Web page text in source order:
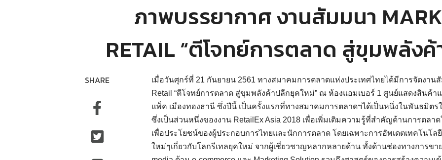
ภาพบรรยากาศ งานสัมมนา
RETAIL “ตีโจทย์การตลาด สู่ขุมพลัง
SHARE
เมื่อวันศุกร์ที่ 21 กันยายน 2561 ทางสมาคมการตลาดแห่งประเทศไทยได้มีการจัดงาน
Retail “ตีโจทย์การตลาด สู่ขุมพลังค้าปลีกยุคใหม่” ณ ห้องแอมเบอร์ 1 ศูนย์แสดงสินค้า
แพ็ค เมืองทองธานี ซึ่งปีนี้ เป็นครั้งแรกที่ทางสมาคมการตลาดฯได้เป็นหนึ่งในพันธมิต
ซึ่งเป็นส่วนหนึ่งของงาน RetailEx Asia 2018 เพื่อเพิ่มเติมความรู้ที่สำคัญด้านการตลา
เพื่อประโยชน์ของผู้ประกอบการไทยและนักการตลาด โดยเฉพาะการอัพเดตเทคโนโล
ใหม่ๆเกี่ยวกับโลกรีเทลยุคใหม่ จากผู้เชี่ยวชาญหลากหลายด้าน ทั้งด้านช่องทางการขา